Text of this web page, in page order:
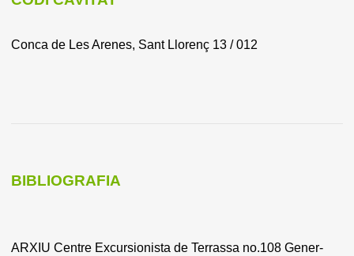
Conca de Les Arenes, Sant Llorenç 13 / 012
BIBLIOGRAFIA
ARXIU Centre Excursionista de Terrassa no.108 Gener-